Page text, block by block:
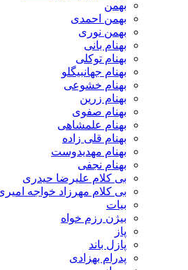
بهمن
بهمن احمدی
بهمن نوری
بهنام بانی
بهنام توکلی
بهنام جهانبیگلو
بهنام خشوعی
بهنام زرین
بهنام صفوی
بهنام علمشاهی
بهنام قلی زاده
بهنام مهدیدوست
بهنام نجفی
بی کلام علیرضا حیدری
بی کلام مهرزاد خواجه
بیات
بیژن رزم خواه
پاز
پازل باند
پدرام بهزادی